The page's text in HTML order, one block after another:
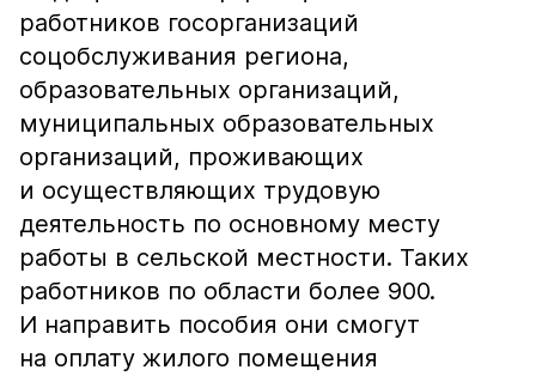
работников госорганизаций
соцобслуживания региона,
образовательных организаций,
муниципальных образовательных
организаций, проживающих
и осуществляющих трудовую
деятельность по основному месту
работы в сельской местности. Таких
работников по области более 900.
И направить пособия они смогут
на оплату жилого помещения